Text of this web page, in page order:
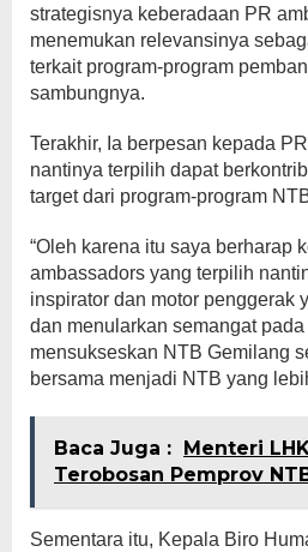
strategisnya keberadaan PR
menemukan relevansinya
terkait program-program
sambungnya.
Terakhir, Ia berpesan kepada
nantinya terpilih dapat
target dari program-program
“Oleh karena itu saya berharap
ambassadors yang terpilih
inspirator dan motor penggerak
dan menularkan semangat
mensukseskan NTB Gemilang
bersama menjadi NTB yang
Baca Juga :
Menteri
Terobosan Pemprov
Sementara itu, Kepala Biro